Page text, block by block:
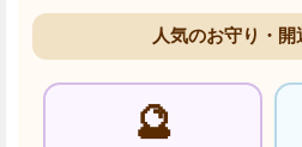
人気のお守り・開
🔮